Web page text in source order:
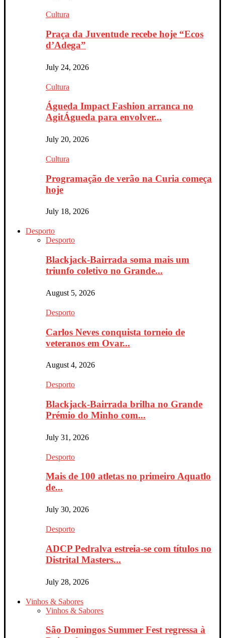
Cultura
Praça da Juventude recebe hoje “Ecos
d’Adega”
July 24, 2026
Cultura
Águeda Impact Fashion arranca no
AgitÁgueda para envolver...
July 20, 2026
Cultura
Programação de verão na Curia começa
hoje
July 18, 2026
Desporto
Desporto
Blackjack-Bairrada soma mais um
triunfo coletivo no Grande...
August 5, 2026
Desporto
Carlos Neves conquista torneio de
veteranos em Ovar...
August 4, 2026
Desporto
Blackjack-Bairrada brilha no Grande
Prémio do Minho com...
July 31, 2026
Desporto
Mais de 100 atletas no primeiro Aquatlo
de...
July 30, 2026
Desporto
ADCP Pedralva estreia-se com títulos no
Distrital Masters...
July 28, 2026
Vinhos & Sabores
Vinhos & Sabores
São Domingos Summer Fest regressa à